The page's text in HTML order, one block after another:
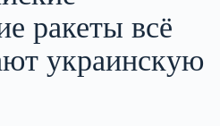
ракеты всё
украинскую